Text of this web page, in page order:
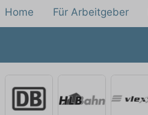
Home Für Arbeitgeber